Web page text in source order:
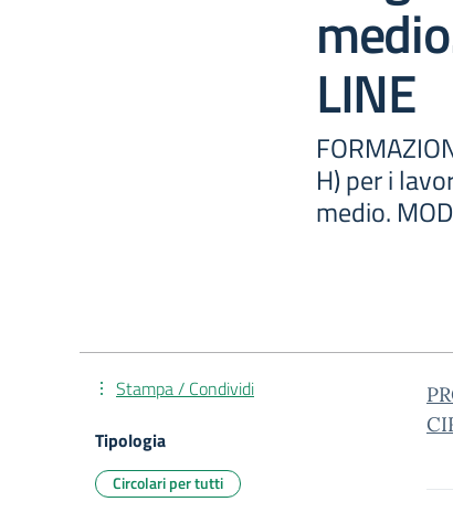
LINE
H) per i
medio.
Stampa / Condividi
Tipologia
Circolari per tutti